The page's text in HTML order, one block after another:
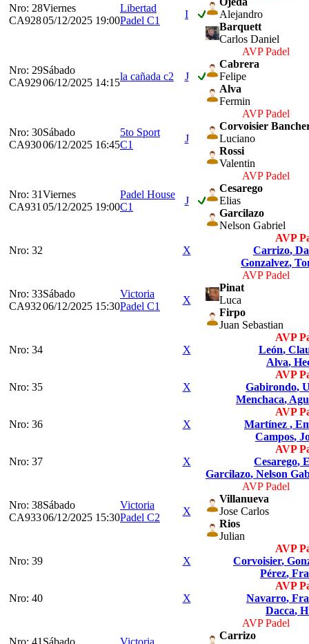
Nro: 28
CA928
Viernes
05/12/2025 19:00
Libertad
Padel C1
I
Alejandro
Barquett
Carlos Daniel
Nro: 29
CA929
Sábado
06/12/2025 14:15
la cañada c2 J
AVP Padel
Cabrera
Felipe
Alva
Fermin
Nro: 30
CA930
Sábado
06/12/2025 16:45
5to Sport
C1
J
AVP Padel
Corvoisier
Luciano
Rossi
Valentin
Nro: 31
CA931
Viernes
05/12/2025 19:00
Padel House
C1
J
AVP Padel
Cesarego
Elias
Garcilazo
Nelson Gabriel
Nro: 32 X
AVP
Carrizo,
Gonzalvez,
Nro: 33
CA932
Sábado
06/12/2025 15:30
Victoria
Padel C1
X
AVP Padel
Pinat
Luca
Firpo
Juan Sebastian
Nro: 34 X
AVP
León,
Alva,
Nro: 35 X
AVP
Gabirondo,
Menchaca,
Nro: 36 X
AVP
Martínez ,
Campos,
Nro: 37 X
AVP
Cesarego,
Garcilazo, Nelson
Nro: 38
CA933
Sábado
06/12/2025 15:30
Victoria
Padel C2
X
AVP Padel
Villanueva
Jose Carlos
Rios
Julian
Nro: 39 X
AVP
Corvoisier,
Pérez,
Nro: 40 X
AVP
Navarro,
Dacca,
AVP Padel
Carrizo